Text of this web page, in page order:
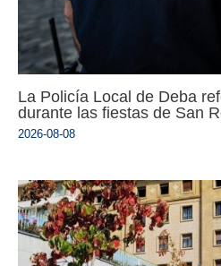
La Policía Local de Deba
durante las fiestas de San
2026-08-08